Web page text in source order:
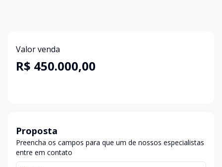
Valor venda
R$ 450.000,00
Proposta
Preencha os campos para que um de nossos especialistas
entre em contato